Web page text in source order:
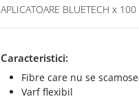
APLICATOARE BLUETECH x
Caracteristici:
Fibre care nu se
Varf flexibil